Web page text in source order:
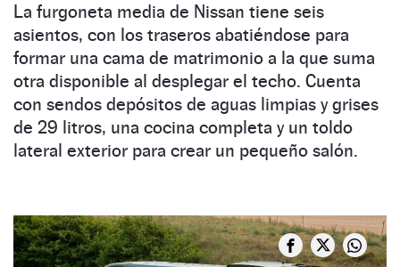
La furgoneta media de Nissan tiene seis
asientos, con los traseros abatiéndose para
formar una cama de matrimonio a la que suma
otra disponible al desplegar el techo. Cuenta
con sendos depósitos de aguas limpias y grises
de 29 litros, una cocina completa y un toldo
lateral exterior para crear un pequeño salón.